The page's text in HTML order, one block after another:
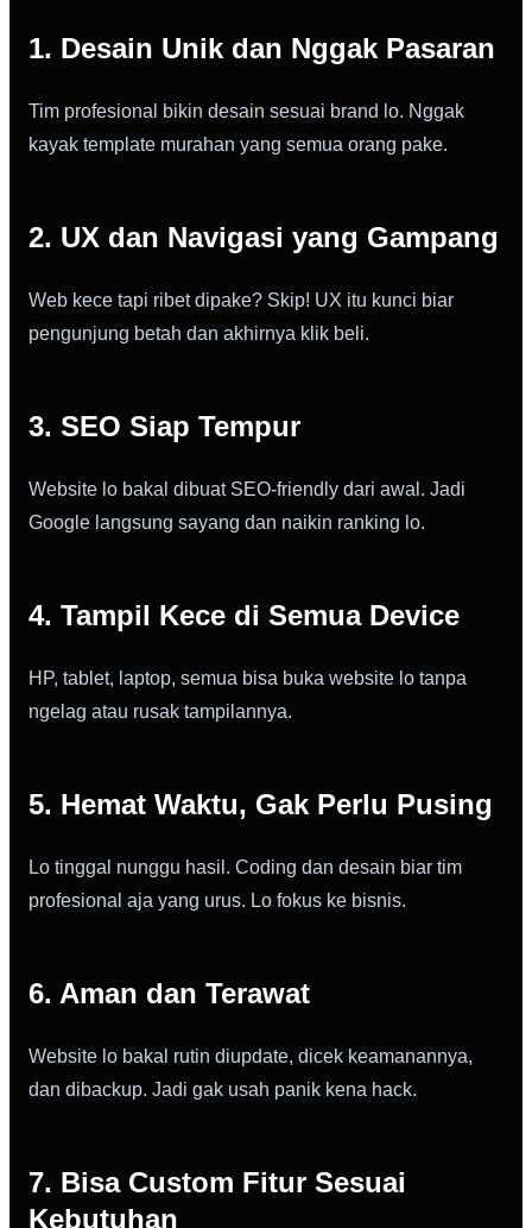
1. Desain Unik dan Nggak Pasaran
Tim profesional bikin desain sesuai brand lo. Nggak
kayak template murahan yang semua orang pake.
2. UX dan Navigasi yang Gampang
Web kece tapi ribet dipake? Skip! UX itu kunci biar
pengunjung betah dan akhirnya klik beli.
3. SEO Siap Tempur
Website lo bakal dibuat SEO-friendly dari awal. Jadi
Google langsung sayang dan naikin ranking lo.
4. Tampil Kece di Semua Device
HP, tablet, laptop, semua bisa buka website lo tanpa
ngelag atau rusak tampilannya.
5. Hemat Waktu, Gak Perlu Pusing
Lo tinggal nunggu hasil. Coding dan desain biar tim
profesional aja yang urus. Lo fokus ke bisnis.
6. Aman dan Terawat
Website lo bakal rutin diupdate, dicek keamanannya,
dan dibackup. Jadi gak usah panik kena hack.
7. Bisa Custom Fitur Sesuai
Kebutuhan